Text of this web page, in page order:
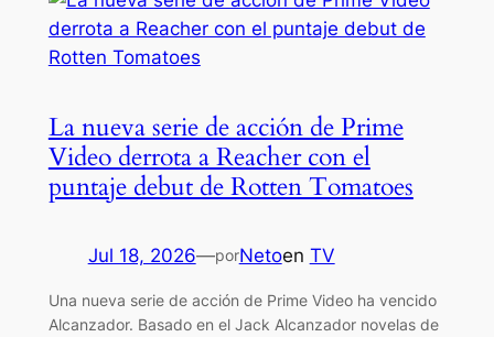
La nueva serie de acción de Prime
Video derrota a Reacher con el
puntaje debut de Rotten Tomatoes
Jul 18, 2026—porNetoen TV
Una nueva serie de acción de Prime Video ha vencido
Alcanzador. Basado en el Jack Alcanzador novelas de